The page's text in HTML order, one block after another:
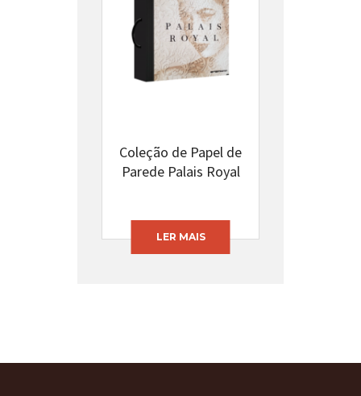
Coleção de Papel de
Parede Palais Royal
LER MAIS